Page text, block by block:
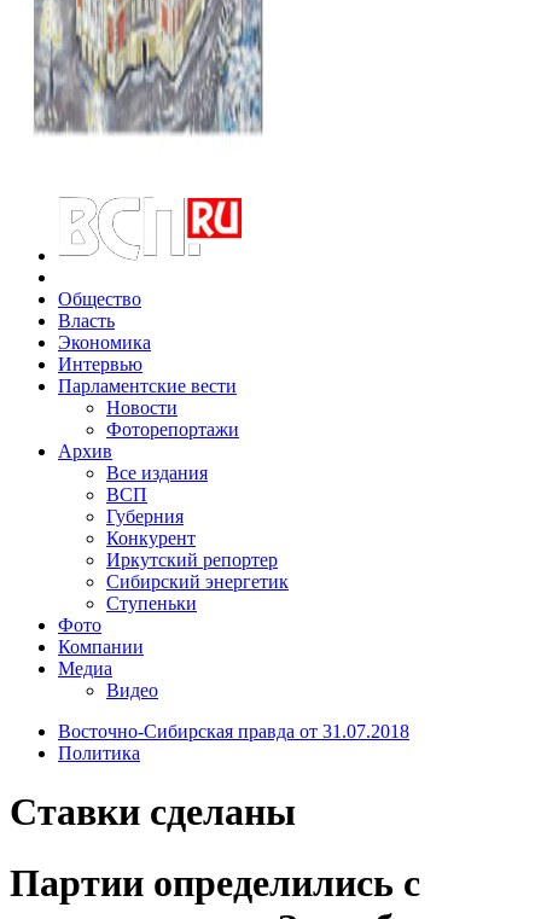
Общество
Власть
Экономика
Интервью
Парламентские вести
Новости
Фоторепортажи
Архив
Все издания
ВСП
Губерния
Конкурент
Иркутский репортер
Сибирский энергетик
Ступеньки
Фото
Компании
Медиа
Видео
Восточно-Сибирская правда от 31.07.2018
Политика
Ставки сделаны
Партии определились с